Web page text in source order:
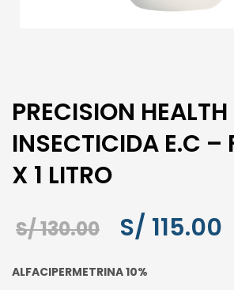
PRECISION
INSECTICIDA E.C –
X 1 LITRO
S/130.00
El
S/ 115.00
ALFACIPERMETRINA 10%